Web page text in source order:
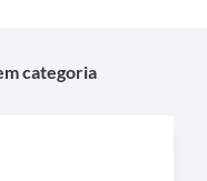
categoria